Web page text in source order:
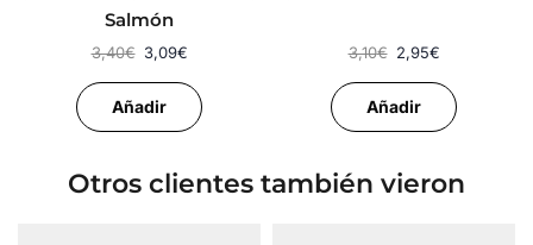
Salmón
3,40€ 3,09€
Añadir
3,10€ 2,95€
Añadir
Otros clientes también vieron